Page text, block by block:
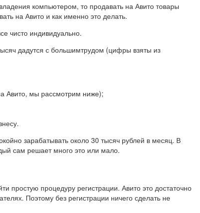
компьютером, то продавать на Авито товары
на Авито и как именно это делать.
чисто индивидуально.
дадутся с большимтрудом (цифры взяты из
Авито, мы рассмотрим ниже);
зарабатывать около 30 тысяч рублей в месяц. В
сам решает много это или мало.
простую процедуру регистрации. Авито это достаточно
Поэтому без регистрации ничего сделать не